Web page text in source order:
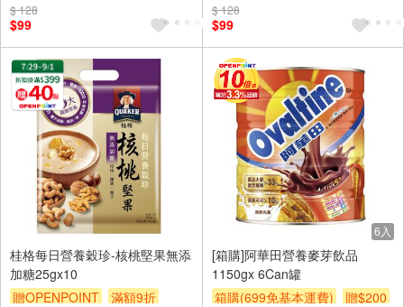
贈$200
$ 128
$99
贈$200
$ 128
$99
桂格每日營養穀珍-核桃堅果無添
加糖25gx10
贈OPENPOINT
滿額9折
6入
[箱購]阿華田營養麥芽飲品
1150gx 6Can罐
箱購(699免基本運費)
贈$200